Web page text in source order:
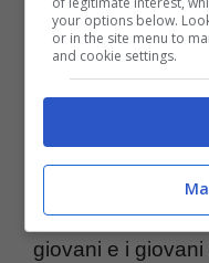
stessaNatalia
cadere nel
Natalia
questo tema
sfogo, ma anche
giovani e i
your options below.
or in the site menu to
and cookie settings.